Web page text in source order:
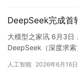
DeepSeek完成首
大模型之家讯 6月3日
DeepSeek（深度求
人工智能 2026年6月16日